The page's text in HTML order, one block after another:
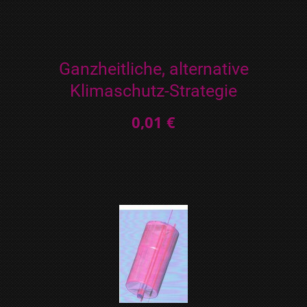
Ganzheitliche, alternative
Klimaschutz-Strategie
0,01 €